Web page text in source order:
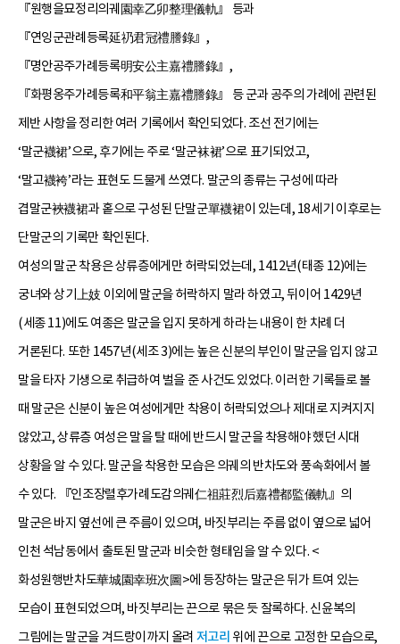
『원행을묘정리의궤園幸乙卯整理儀軌』 등과
『연잉군관례등록延礽君冠禮謄錄』,
『명안공주가례등록明安公主嘉禮謄錄』,
『화평옹주가례등록和平翁主嘉禮謄錄』 등 군과 공주의 가례에 관련된
제반 사항을 정리한 여러 기록에서 확인되었다. 조선 전기에는
‘말군襪裙’으로, 후기에는 주로 ‘말군袜裙’으로 표기되었고,
‘말고襪袴’라는 표현도 드물게 쓰였다. 말군의 종류는 구성에 따라
겹말군裌襪裙과 홑으로 구성된 단말군單襪裙이 있는데, 18세기 이후로는
단말군의 기록만 확인된다.
여성의 말군 착용은 상류층에게만 허락되었는데, 1412년(태종 12)에는
궁녀와 상기上妓 이외에 말군을 허락하지 말라 하였고, 뒤이어 1429년
(세종 11)에도 여종은 말군을 입지 못하게 하라는 내용이 한 차례 더
거론된다. 또한 1457년(세조 3)에는 높은 신분의 부인이 말군을 입지 않고
말을 타자 기생으로 취급하여 벌을 준 사건도 있었다. 이러한 기록들로 볼
때 말군은 신분이 높은 여성에게만 착용이 허락되었으나 제대로 지켜지지
않았고, 상류층 여성은 말을 탈 때에 반드시 말군을 착용해야 했던 시대
상황을 알 수 있다. 말군을 착용한 모습은 의궤의 반차도와 풍속화에서 볼
수 있다. 『인조장렬후가례도감의궤仁祖莊烈后嘉禮都監儀軌』의
말군은 바지 옆선에 큰 주름이 있으며, 바짓부리는 주름 없이 옆으로 넓어
인천 석남동에서 출토된 말군과 비슷한 형태임을 알 수 있다. <
화성원행반차도華城園幸班次圖>에 등장하는 말군은 뒤가 트여 있는
모습이 표현되었으며, 바짓부리는 끈으로 묶은 듯 잘록하다. 신윤복의
그림에는 말군을 겨드랑이까지 올려 저고리 위에 끈으로 고정한 모습으로,